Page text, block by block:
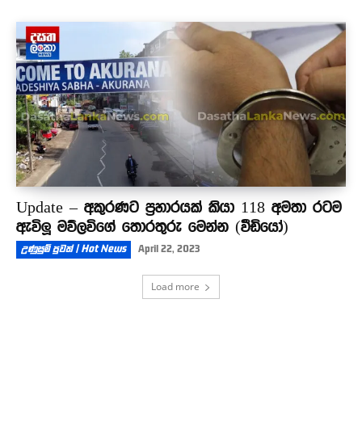
Update – අකුරණට ප්‍රහාරයක් කියා 118 අමතා රටම
ඇවිලූ මව්ලවිගේ තොරතුරු මෙන්න (වීඩියෝ)
උණුසුම් පුවත් | Hot News April 22, 2023
Load more